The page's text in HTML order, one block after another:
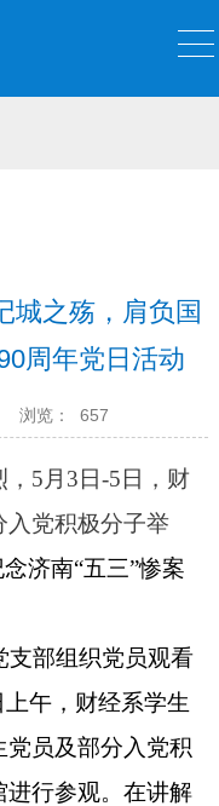
城之殇，肩负国
周年党日活动
浏览： 657
5月3日-5日，财
入党积极分子举
济南“五三”惨案
支部组织党员观看
午，财经系学生
员及部分入党积
进行参观。在讲解